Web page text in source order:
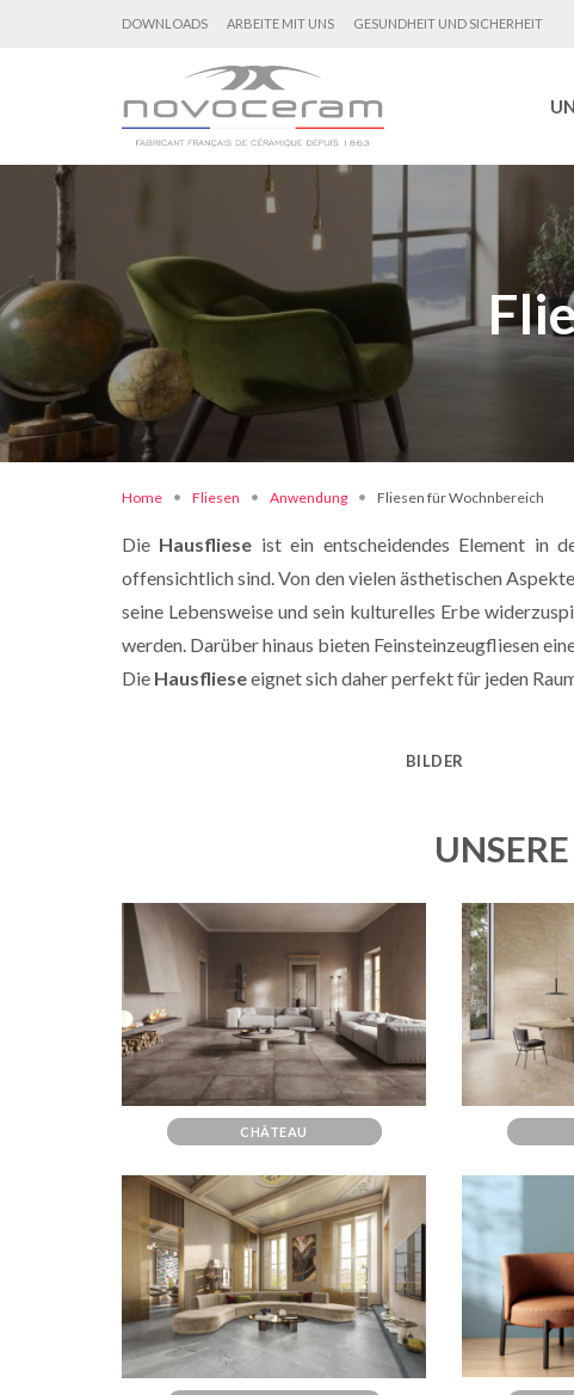
DOWNLOADS ARBEITE MIT UNS GESUNDHEIT UND SICHERHEIT
Home Fliesen Anwendung Fliesen für Wochnbereich
Die Hausfliese ist ein entscheidendes Element in
offensichtlich sind. Von den vielen ästhetischen
seine Lebensweise und sein kulturelles Erbe
werden. Darüber hinaus bieten Feinsteinzeugfliesen
Die Hausflieseeignet sich daher perfekt für jeden
BILDER
CHÂTEAU